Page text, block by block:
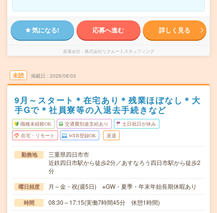
気になる! 応募へ進む 詳しく見る
派遣会社 株式会社リクルートスタッフィング
未読 掲載日 2026/08/03
9月～スタート＊在宅あり＊残業ほぼなし＊大
手Gで＊社員寮等の入退去手続きなど
職種未経験OK 交通費別途支給あり 土日祝日が休み
在宅・リモート WEB登録OK 派遣
勤務地
三重県四日市市
近鉄四日市駅から徒歩2分／あすなろう四日市駅から徒歩2
分
曜日頻度 月～金・祝(週5日) ※GW・夏季・年末年始長期休暇あり
時間 08:30～17:15(実働7時間45分 休憩1時間)